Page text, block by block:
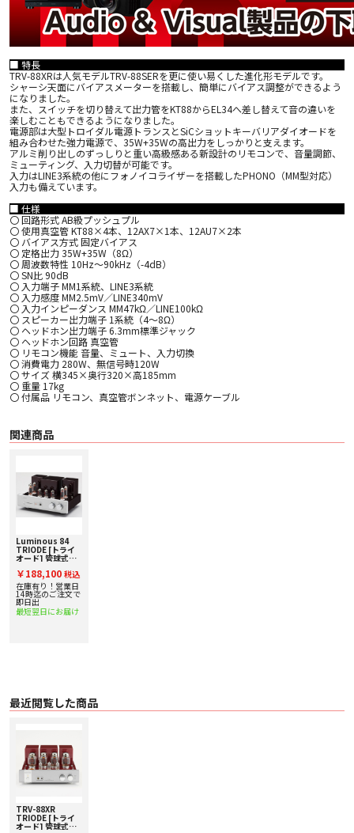
■ 特長
TRV-88XRは人気モデルTRV-88SERを更に使い易くした進化形モデルです。
シャーシ天面にバイアスメーターを搭載し、簡単にバイアス調整ができるよう
になりました。
また、スイッチを切り替えて出力管をKT88からEL34へ差し替えて音の違いを
楽しむこともできるようになりました。
電源部は大型トロイダル電源トランスとSiCショットキーバリアダイオードを
組み合わせた強力電源で、35W+35Wの高出力をしっかりと支えます。
アルミ削り出しのずっしりと重い高級感ある新設計のリモコンで、音量調節、
ミューティング、入力切替が可能です。
入力はLINE3系統の他にフォノイコライザーを搭載したPHONO（MM型対応）
入力も備えています。
■ 仕様
〇 回路形式 AB級プッシュプル
〇 使用真空管 KT88×4本、12AX7×1本、12AU7×2本
〇 バイアス方式 固定バイアス
〇 定格出力 35W+35W（8Ω）
〇 周波数特性 10Hz～90kHz（-4dB）
〇 SN比 90dB
〇 入力端子 MM1系統、LINE3系統
〇 入力感度 MM2.5mV／LINE340mV
〇 入力インピーダンス MM47kΩ／LINE100kΩ
〇 スピーカー出力端子 1系統（4～8Ω）
〇 ヘッドホン出力端子 6.3mm標準ジャック
〇 ヘッドホン回路 真空管
〇 リモコン機能 音量、ミュート、入力切換
〇 消費電力 280W、無信号時120W
〇 サイズ 横345×奥行320×高185mm
〇 重量 17kg
〇 付属品 リモコン、真空管ボンネット、電源ケーブル
関連商品
Luminous 84
TRIODE [トライ
オード] 管球式プ
￥188,100 税込
在庫有り！営業日
14時迄のご注文で
即日出
最短翌日にお届け
最近閲覧した商品
TRV-88XR
TRIODE [トライ
オード] 管球式プ